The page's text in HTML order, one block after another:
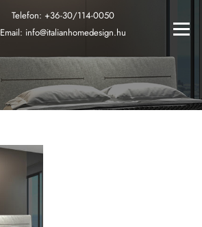
Menü
Telefon: +36-30/114-0050
Email: info@italianhomedesign.hu